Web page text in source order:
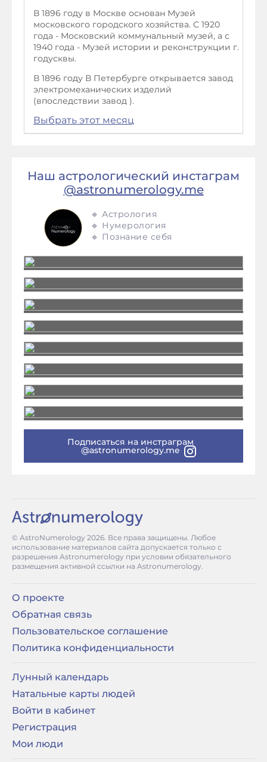
В 1896 году в Москве основан Музей
московского городского хозяйства. С 1920
года - Московский коммунальный музей, а с
1940 года - Музей истории и реконструкции г.
годусквы.
В 1896 году В Петербурге открывается завод
электромеханических изделий
(впоследствии завод ).
Выбрать этот месяц
Наш астрологический инстаграм
@astronumerology.me
🔹 Астрология
🔹 Нумерология
🔹 Познание себя
Подписаться на инстраграм
@astronumerology.me
© AstroNumerology 2026. Все права защищены. Любое
использование материалов сайта допускается только с
разрешения Astronumerology при условии обязательного
размещения активной ссылки на Astronumerology.
О проекте
Обратная связь
Пользовательское соглашение
Политика конфиденциальности
Лунный календарь
Натальные карты людей
Войти в кабинет
Регистрация
Мои люди